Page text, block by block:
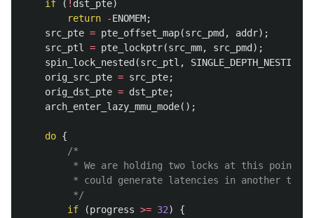
if
( ! dst_pte)
return
-ENOMEM;
src_pte = pte_offset_map(src_pmd , addr);
src_ptl
= pte_lockptr(src_mm, src_pmd );
spin_lock_nested (src_ptl , SINGLE_DEPTH_NESTING
orig_src_pte = src_pte;
orig_dst_pte = dst_pte;
arch_enter_lazy_mmu_mode();
do {
/*
		 */
if
(progress >= 32)
{